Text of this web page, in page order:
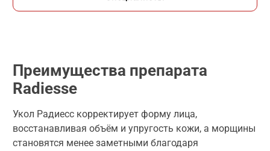
Преимущества препарата
Radiesse
Укол Радиесc корректирует форму лица,
восстанавливая объём и упругость кожи, а морщины
становятся менее заметными благодаря